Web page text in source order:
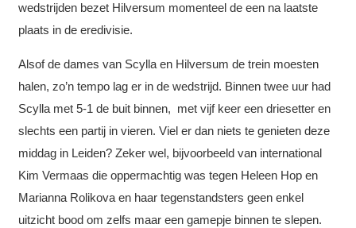
wedstrijden bezet Hilversum momenteel de een na laatste
plaats in de eredivisie.
Alsof de dames van Scylla en Hilversum de trein moesten
halen, zo’n tempo lag er in de wedstrijd. Binnen twee uur had
Scylla met 5-1 de buit binnen, met vijf keer een driesetter en
slechts een partij in vieren. Viel er dan niets te genieten deze
middag in Leiden? Zeker wel, bijvoorbeeld van international
Kim Vermaas die oppermachtig was tegen Heleen Hop en
Marianna Rolikova en haar tegenstandsters geen enkel
uitzicht bood om zelfs maar een gamepje binnen te slepen.